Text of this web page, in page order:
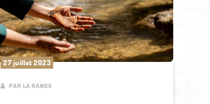
27 juillet 2023
PAR LA RANDO